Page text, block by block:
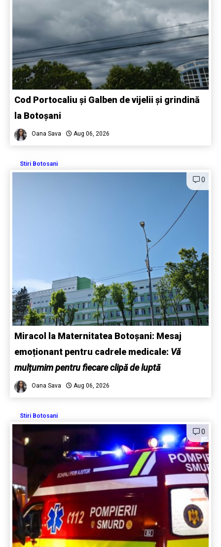
Cod Portocaliu și Galben de vijelii și grindină
la Botoșani
Oana Sava Aug 06, 2026
Stiri Botosani
0
Miracol la Maternitatea Botoșani: Mesaj
emoționant pentru cadrele medicale: Vă
mulțumim pentru fiecare clipă de luptă
Oana Sava Aug 06, 2026
Stiri Botosani
0